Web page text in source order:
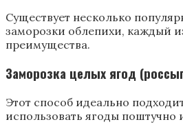
Существует несколько
заморозки облепихи, каждый
преимущества.
Заморозка целых ягод
Этот способ идеально
использовать ягоды поштучно